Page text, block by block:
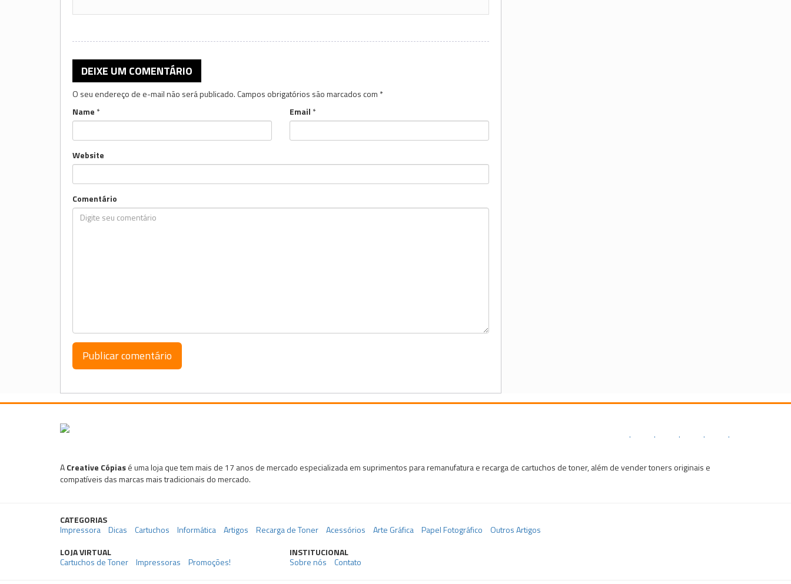
DEIXE UM COMENTÁRIO
O seu endereço de e-mail não será publicado. Campos obrigatórios são marcados com *
Name * Email *
Website
Comentário
. . . . .
ACreative Cópiasé uma loja que tem mais de 17 anos de mercado especializada em suprimentos para remanufatura e recarga de cartuchos de toner, além de vender toners originais e
compatíveis das marcas mais tradicionais do mercado.
CATEGORIAS
Impressora
Dicas Cartuchos Informática Artigos Recarga de Toner Acessórios Arte Gráfica Papel Fotográfico
Outros Artigos
LOJA VIRTUAL
Cartuchos de Toner
Impressoras Promoções!
INSTITUCIONAL
Sobre nós
Contato